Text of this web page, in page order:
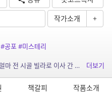
작가소개 +
#공포#미스테리
소개: 눈이 몹시도 내린 어느 겨울날, 얼마 전 시골 빌라로 이사 간 가족에게는 예기치 못한 일이 벌어지는데요, 시골 빌라의 지하에선 과연 어떤 일이 벌어질까요?
더보기
책갈피 작품소개